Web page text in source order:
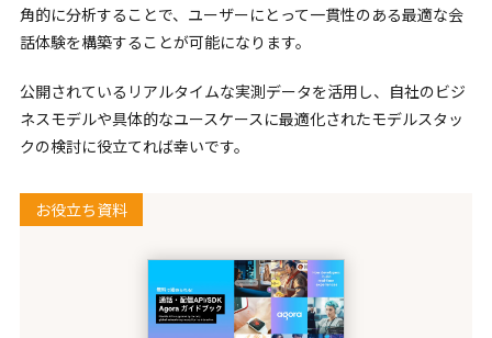
角的に分析することで、ユーザーにとって一貫性のある最適な会
話体験を構築することが可能になります。
公開されているリアルタイムな実測データを活用し、自社のビジ
ネスモデルや具体的なユースケースに最適化されたモデルスタッ
クの検討に役立てれば幸いです。
お役立ち資料